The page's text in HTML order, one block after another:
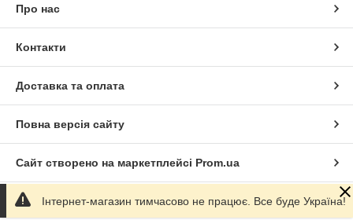
Про нас
Контакти
Доставка та оплата
Повна версія сайту
Сайт створено на маркетплейсі Prom.ua
Політика конфіденційності
Інтернет-магазин тимчасово не працює. Все буде Україна!